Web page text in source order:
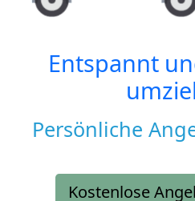
Entspannt
Persönliche
Kostenlose